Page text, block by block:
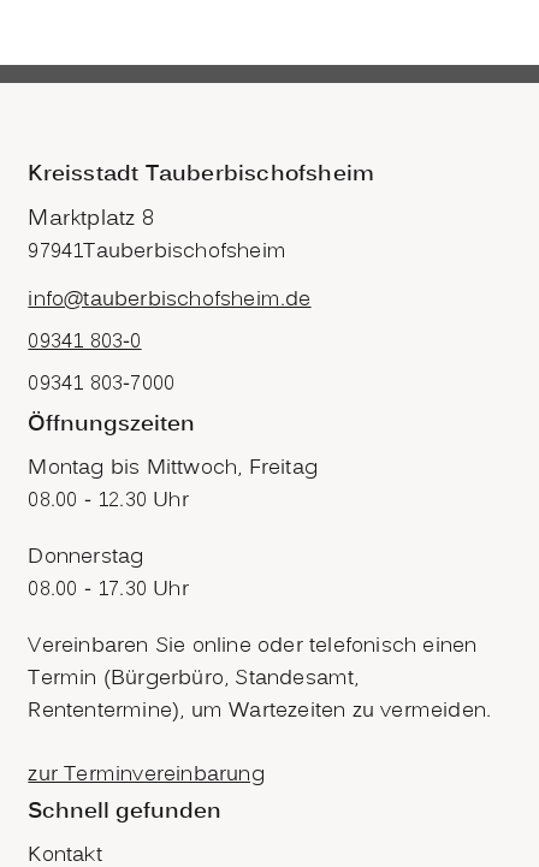
Kreisstadt Tauberbischofsheim
Marktplatz 8
97941Tauberbischofsheim
info@tauberbischofsheim.de
09341 803-0
09341 803-7000
Öffnungszeiten
Montag bis Mittwoch, Freitag
08.00 - 12.30 Uhr
Donnerstag
08.00 - 17.30 Uhr
Vereinbaren Sie online oder telefonisch einen
Termin (Bürgerbüro, Standesamt,
Rententermine), um Wartezeiten zu vermeiden.
zur Terminvereinbarung
Schnell gefunden
Kontakt